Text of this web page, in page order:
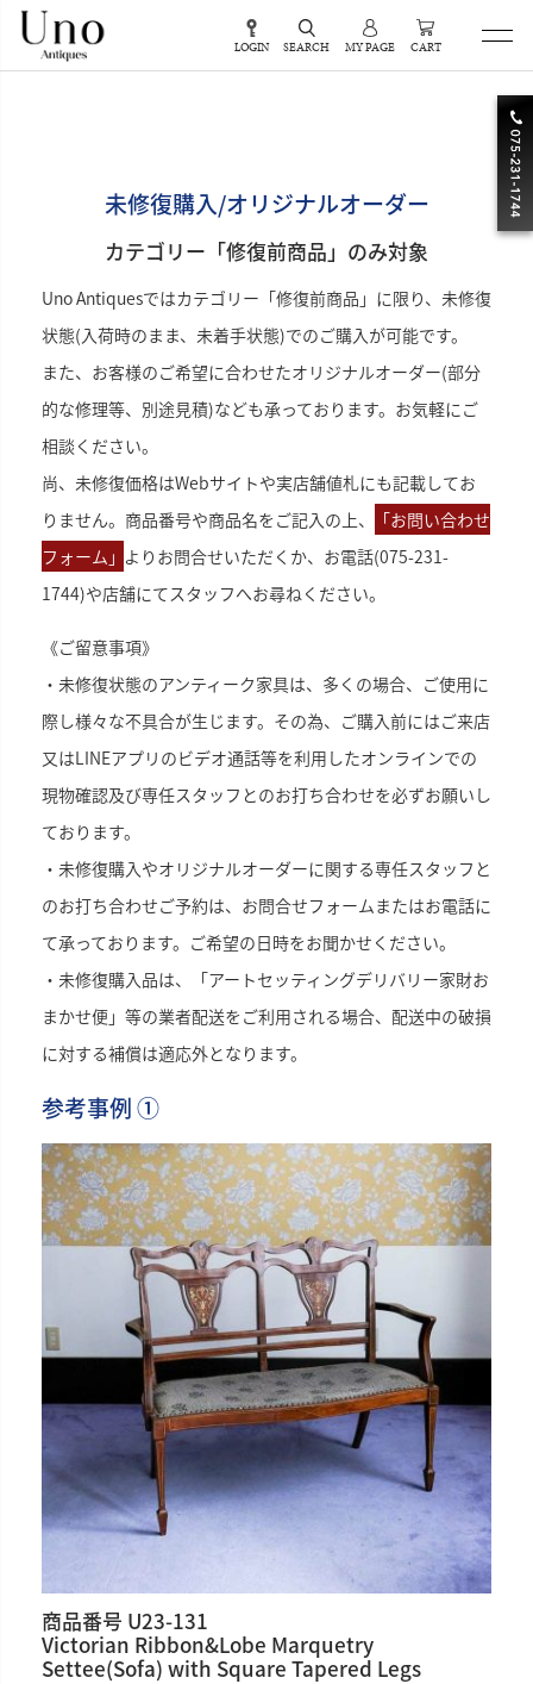
LOGIN SEARCH MY PAGE CART
未修復購入/オリジナルオーダー
カテゴリー「修復前商品」のみ対象
Uno Antiquesではカテゴリー「修復前商品」に限り、未修復
状態(入荷時のまま、未着手状態)でのご購入が可能です。
また、お客様のご希望に合わせたオリジナルオーダー(部分
的な修理等、別途見積)なども承っております。お気軽にご
相談ください。
尚、未修復価格はWebサイトや実店舗値札にも記載してお
りません。商品番号や商品名をご記入の上、
｢お問い合わせ
フォーム｣ よりお問合せいただくか、お電話(075-231-
1744)や店舗にてスタッフへお尋ねください。
《ご留意事項》
・未修復状態のアンティーク家具は、多くの場合、ご使用に
際し様々な不具合が生じます。その為、ご購入前にはご来店
又はLINEアプリのビデオ通話等を利用したオンラインでの
現物確認及び専任スタッフとのお打ち合わせを必ずお願いし
ております。
・未修復購入やオリジナルオーダーに関する専任スタッフと
のお打ち合わせご予約は、お問合せフォームまたはお電話に
て承っております。ご希望の日時をお聞かせください。
・未修復購入品は、「アートセッティングデリバリー家財お
まかせ便」等の業者配送をご利用される場合、配送中の破損
に対する補償は適応外となります。
参考事例 ①
商品番号 U23-131
Victorian Ribbon&Lobe Marquetry
Settee(Sofa) with Square Tapered Legs